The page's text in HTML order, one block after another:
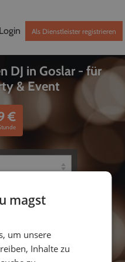
Login Als Dienstleister registrieren
DJ in Goslar - für
& Event
€
magst
um unsere
Inhalte zu